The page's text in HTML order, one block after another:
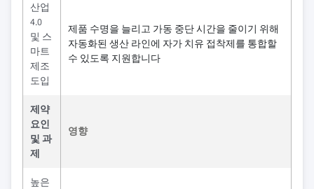
산업
4.0
및 스
마트
제조
도입
제품 수명을 늘리고 가동 중단 시간을 줄이기 위해
자동화된 생산 라인에 자가 치유 접착제를 통합할
수 있도록 지원합니다
제약
요인
및 과
제
영향
높은